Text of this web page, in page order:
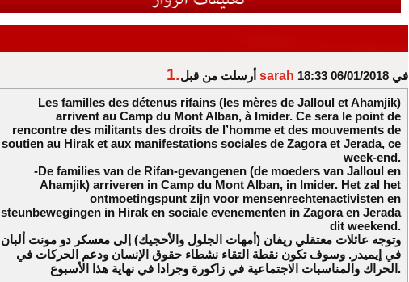
1. sarah
في 06/01/2018 18:33
Les familles des détenus rifains (les mères de Jalloul et Ahamjik)
arrivent au Camp du Mont Alban, à Imider. Ce sera le point de
rencontre des militants des droits de l’homme et des mouvements de
soutien au Hirak et aux manifestations sociales de Zagora et Jerada, ce
week-end.
-De families van de Rifan-gevangenen (de moeders van Jalloul en
Ahamjik) arriveren in Camp du Mont Alban, in Imider. Het zal het
ontmoetingspunt zijn voor mensenrechtenactivisten en
steunbewegingen in Hirak en sociale evenementen in Zagora en Jerada
dit weekend.
وتوجه عائلات معتقلي ريفان (أمهات الجلول والأحجيك) إلى معسكر دو مونت ألبان
في إيميدر. وسوف تكون نقطة التقاء نشطاء حقوق الإنسان ودعم الحركات في
الحراك والمناسبات الاجتماعية في زاكورة وجرادا في نهاية هذا الأسبوع.